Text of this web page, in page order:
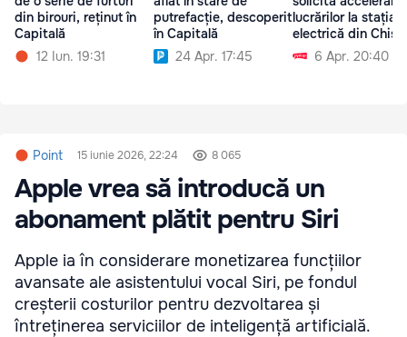
din birouri, reținut în
Capitală
12 Iun. 19:31
putrefacție, descoperit
în Capitală
24 Apr. 17:45
lucrărilor la stația
electrică din
6 Apr. 20:40
Point 15 iunie 2026, 22:24 8 065
Apple vrea să introducă un
abonament plătit pentru Siri
Apple ia în considerare monetizarea funcțiilor
avansate ale asistentului vocal Siri, pe fondul
creșterii costurilor pentru dezvoltarea și
întreținerea serviciilor de inteligență artificială.